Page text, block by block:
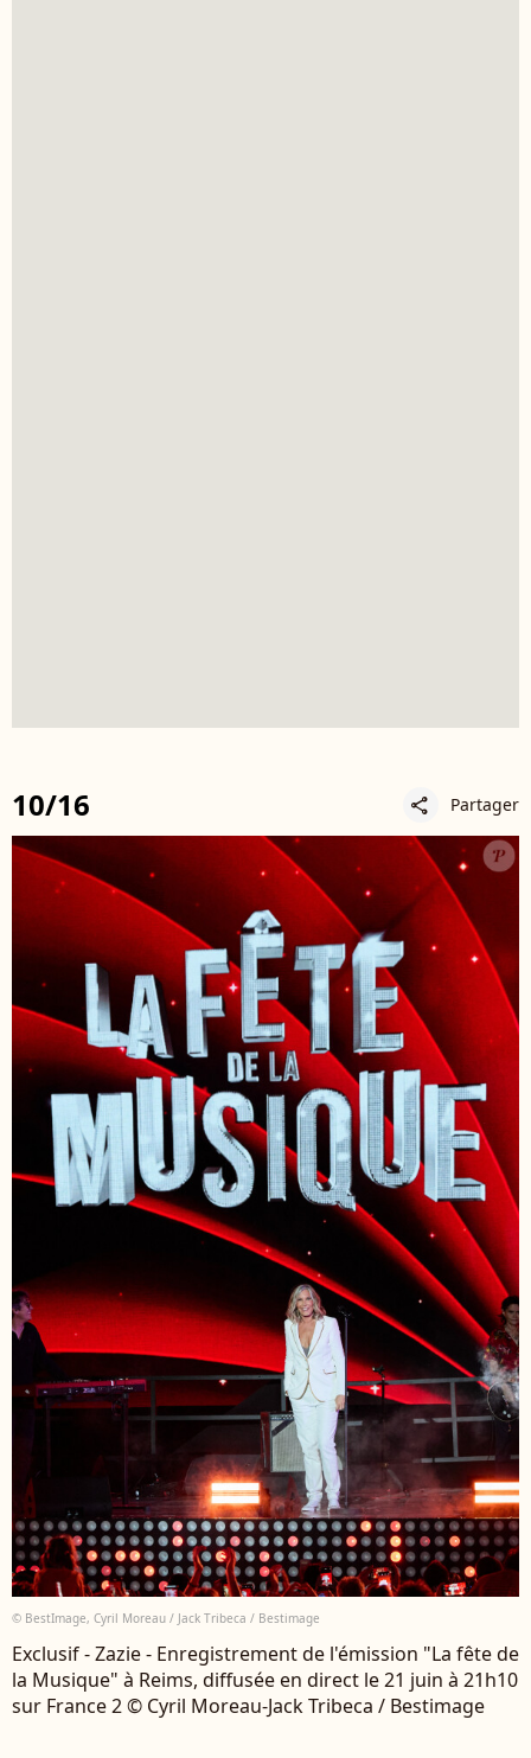
10/16 share Partager
© BestImage, Cyril Moreau / Jack Tribeca / Bestimage
Exclusif - Zazie - Enregistrement de l'émission "La fête de
la Musique" à Reims, diffusée en direct le 21 juin à 21h10
sur France 2 © Cyril Moreau-Jack Tribeca / Bestimage